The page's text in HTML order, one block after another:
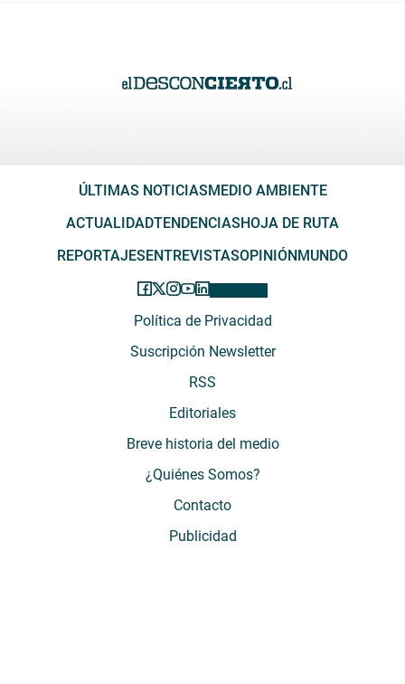
ÚLTIMAS NOTICIASMEDIO AMBIENTE
ACTUALIDADTENDENCIASHOJA DE RUTA
REPORTAJESENTREVISTASOPINIÓNMUNDO
Política de Privacidad
Suscripción Newsletter
RSS
Editoriales
Breve historia del medio
¿Quiénes Somos?
Contacto
Publicidad